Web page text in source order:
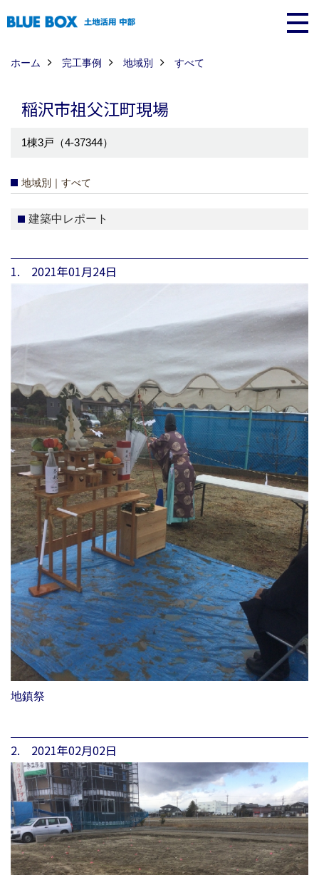
ホーム 完工事例 地域別 すべて
稲沢市祖父江町現場
1棟3戸（4-37344）
地域別｜すべて
建築中レポート
1. 2021年01月24日
地鎮祭
2. 2021年02月02日